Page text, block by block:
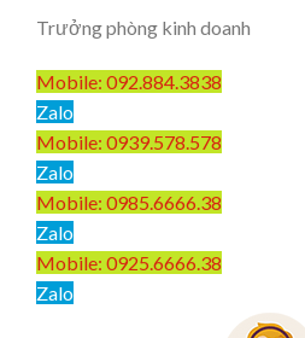
Trưởng phòng kinh doanh
Mobile: 092.884.3838
Zalo
Mobile: 0939.578.578
Zalo
Mobile: 0985.6666.38
Zalo
Mobile: 0925.6666.38
Zalo